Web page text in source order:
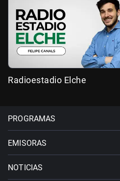
Radioestadio Elche
PROGRAMAS
EMISORAS
NOTICIAS